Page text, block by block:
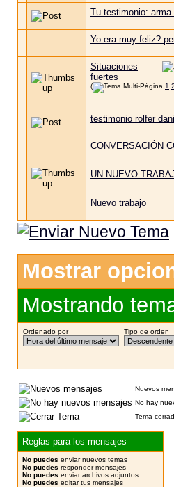
Tu testimonio: arma
Yo era muy feliz?
Situaciones
fuertes
( 1 2
testimonio rolfer
CONVERSACIÓN
UN NUEVO
Nuevo trabajo
Mostrar
Mostrando
Ordenado por Tipo de orden
Nuevos
No hay
Tema
Reglas para los mensajes
No puedes enviar nuevos temas
No puedes responder mensajes
No puedes enviar archivos adjuntos
No puedes editar tus mensajes